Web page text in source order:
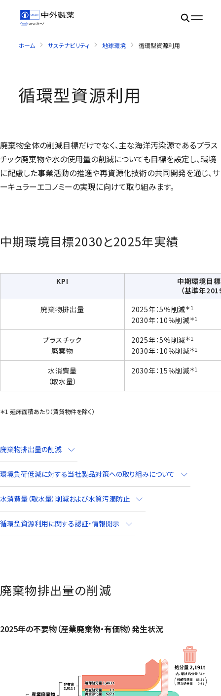
ホーム サステナビリティ 地球環境 循環型資源利用
循環型資源利用
廃棄物全体の削減目標だけでなく、主な海洋汚染源であるプラス
チック廃棄物や水の使用量の削減についても目標を設定し、環境
に配慮した事業活動の推進や再資源化技術の共同開発を通じ、サ
ーキュラーエコノミーの実現に向けて取り組みます。
中期環境目標2030と2025年実績
KPI
中期環境目
（基準年
廃棄物排出量
2025年：5％削減＊1
2030年：10％削減＊1
プラスチック
廃棄物
2025年：5％削減＊1
2030年：10％削減＊1
水消費量
（取水量）
2030年：15％削減＊1
＊1 延床面積あたり（賃貸物件を除く）
廃棄物排出量の削減
環境負荷低減に対する当社製品対策への取り組みについて
水消費量（取水量）削減および水質汚濁防止
循環型資源利用に関する認証・情報開示
廃棄物排出量の削減
2025年の不要物（産業廃棄物・有価物）発生状況